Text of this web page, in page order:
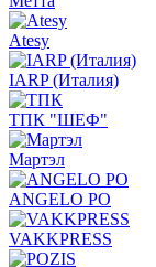
Atesy
IARP (Италия)
ТПК "ШЕФ"
Мартэл
ANGELO PO
VAKKPRESS